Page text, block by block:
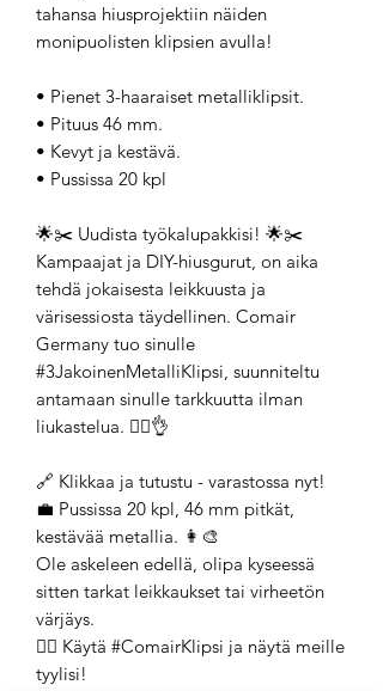
tahansa hiusprojektiin näiden
monipuolisten klipsien avulla!
• Pienet 3-haaraiset metalliklipsit.
• Pituus 46 mm.
• Kevyt ja kestävä.
• Pussissa 20 kpl
🌟✂️ Uudista työkalupakkisi! 🌟✂️
Kampaajat ja DIY-hiusgurut, on aika
tehdä jokaisesta leikkuusta ja
värisessiosta täydellinen. Comair
Germany tuo sinulle
#3JakoinenMetalliKlipsi, suunniteltu
antamaan sinulle tarkkuutta ilman
liukastelua. 👱‍♀️👌
🔗 Klikkaa ja tutustu - varastossa nyt!
💼 Pussissa 20 kpl, 46 mm pitkät,
kestävää metallia. 👩‍🎨
Ole askeleen edellä, olipa kyseessä
sitten tarkat leikkaukset tai virheetön
värjäys.
💇‍♂️ Käytä #ComairKlipsi ja näytä meille
tyylisi!